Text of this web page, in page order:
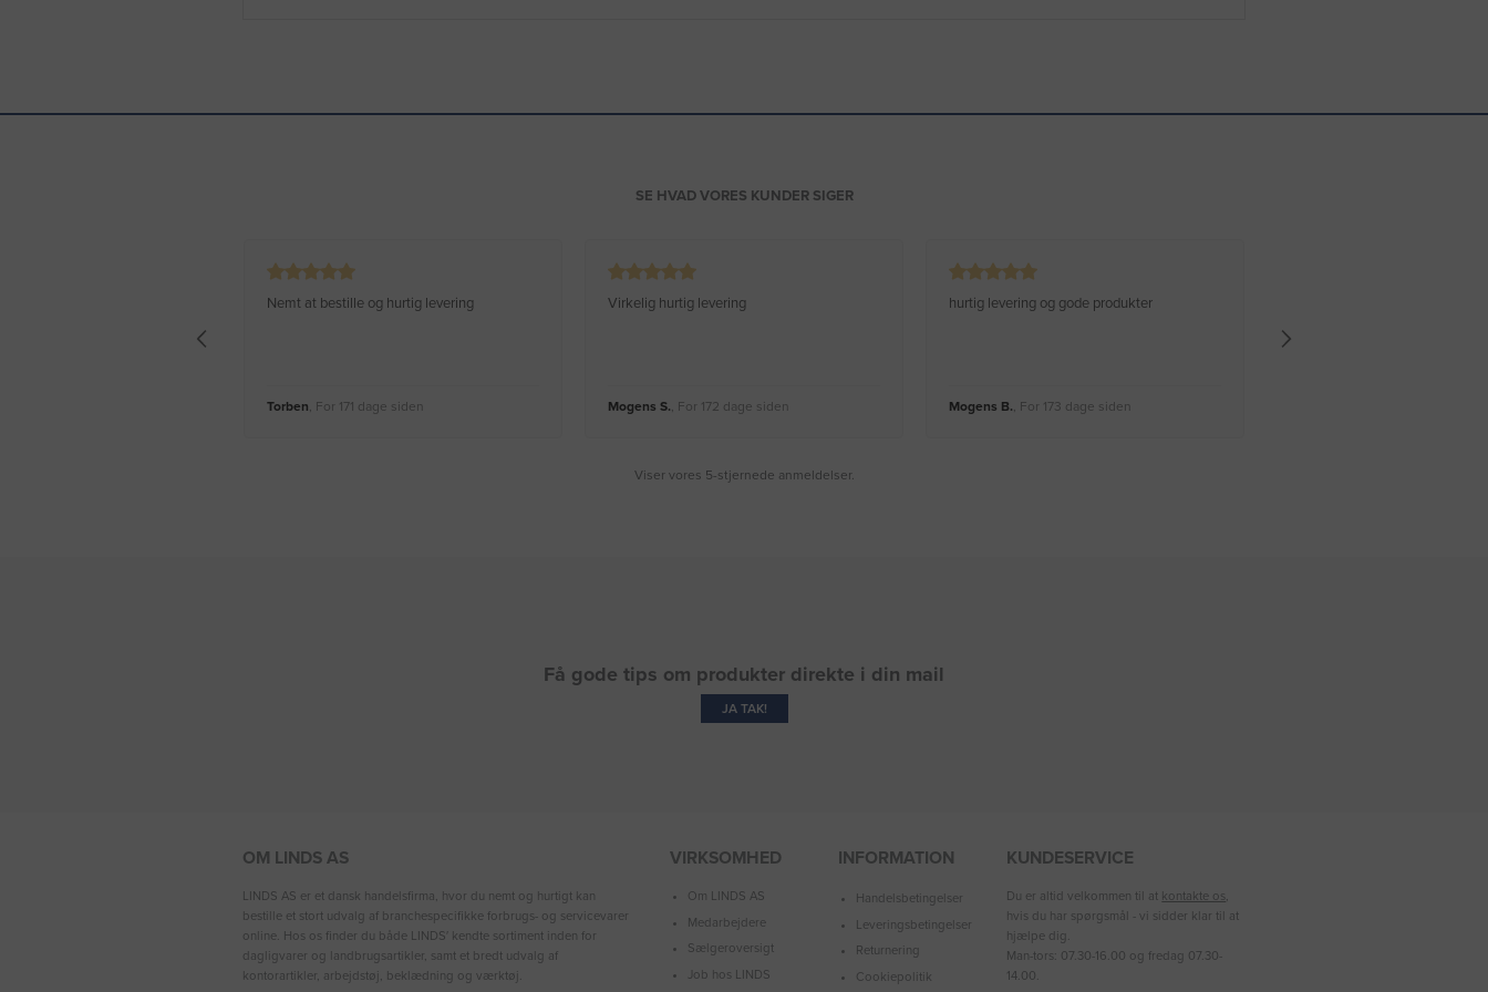
SE HVAD VORES KUNDER SIGER
Nemt at bestille og hurtig levering
Torben, For 171 dage siden
Virkelig hurtig levering
Mogens S., For 172 dage siden
hurtig levering og gode produkter
Mogens B., For 173 dage siden
Viser vores 5-stjernede anmeldelser.
Få gode tips om produkter direkte i din mail
JA TAK!
OM LINDS AS
LINDS AS er et dansk handelsfirma, hvor du nemt og hurtigt kan
bestille et stort udvalg af branchespecifikke forbrugs- og servicevarer
online. Hos os finder du både LINDS′ kendte sortiment inden for
dagligvarer og landbrugsartikler, samt et bredt udvalg af
kontorartikler, arbejdstøj, beklædning og værktøj.
VIRKSOMHED
Om LINDS AS
Medarbejdere
Sælgeroversigt
Job hos LINDS
INFORMATION
Handelsbetingelser
Leveringsbetingelser
Returnering
Cookiepolitik
KUNDESERVICE
Du er altid velkommen til at kontakte os,
hvis du har spørgsmål - vi sidder klar til at
hjælpe dig.
Man-tors: 07.30-16.00 og fredag 07.30-
14.00.